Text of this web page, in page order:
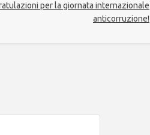
per la giornata internazionale
anticorruzione!